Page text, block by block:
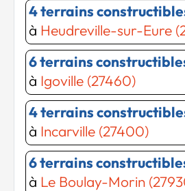
4 terrains
à Heudreville-sur-Eure
6 terrains
à Igoville (27460)
4 terrains
à Incarville (27400)
6 terrains
à Le Boulay-Morin